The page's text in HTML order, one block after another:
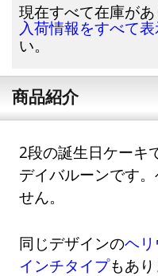
現在すべて在庫があ
入荷情報をすべて
い。
商品紹介
2段の誕生日ケーキ
デイバルーンです
せん。
同じデザインのヘ
インチタイプもあり